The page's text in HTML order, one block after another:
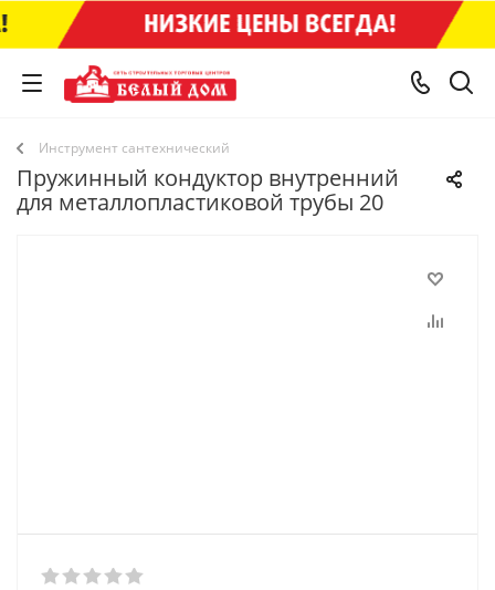
Инструмент сантехнический
Пружинный кондуктор внутренний
для металлопластиковой трубы 20